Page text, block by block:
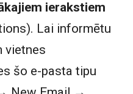
ierakstiem
Lai informētu
vietnes
šo e-pasta tipu